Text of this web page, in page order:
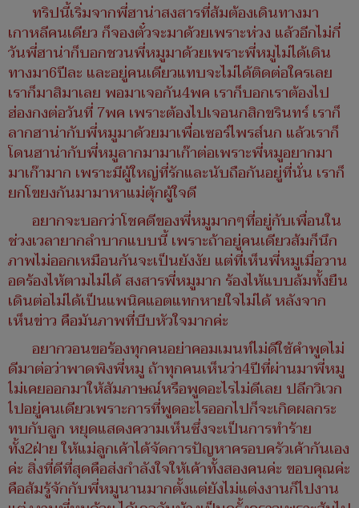
ทริปนี้เริ่มจากพี่ฮาน่าสงสารที่ส้มต้องเดินทางมา
เกาหลีคนเดียว ก็จองตั๋วจะมาด้วยเพราะห่วง แล้วอีกไม่กี่
วันพี่ฮาน่าก็บอกชวนพี่หมูมาด้วยเพราะพี่หมูไม่ได้เดิน
ทางมา6ปีละ และอยู่คนเดียวแทบจะไม่ได้ติดต่อใครเลย
เราก็มาสิมาเลย พอมาเจอกัน4พค เราก็บอกเราต้องไป
ฮ่องกงต่อวันที่ 7พค เพราะต้องไปเจอนกสิกขรินทร์ เราก็
ลากฮาน่ากับพี่หมูมาด้วยมาเพื่อเซอร์ไพรส์นก แล้วเราก็
โดนฮาน่ากับพี่หมูลากมามาเก๊าต่อเพราะพี่หมูอยากมา
มาเก๊ามาก เพราะมีผู้ใหญ่ที่รักและนับถือกันอยู่ที่นั่น เราก็
ยกโขยงกันมามาหาแม่ตุ้กผู้ใจดี
อยากจะบอกว่าโชคดีของพี่หมูมากๆที่อยู่กับเพื่อนใน
ช่วงเวลายากลำบากแบบนี้ เพราะถ้าอยู่คนเดียวส้มก็นึก
ภาพไม่ออกเหมือนกันจะเป็นยังงัย แต่ที่เห็นพี่หมูเมื่อวาน
อดร้องไห้ตามไม่ได้ สงสารพี่หมูมาก ร้องไห้แบบล้มทั้งยืน
เดินต่อไม่ได้เป็นแพนิคแอตแทกหายใจไม่ได้ หลังจาก
เห็นข่าว คือมันภาพที่บีบหัวใจมากค่ะ
อยากวอนขอร้องทุกคนอย่าคอมเมนท์ไม่ดีใช้คำพูดไม่
ดีมาต่อว่าพาดพิงพี่หมู ถ้าทุกคนเห็นว่า4ปีที่ผ่านมาพี่หมู
ไม่เคยออกมาให้สัมภาษณ์หรือพูดอะไรไม่ดีเลย ปลีกวิเวก
ไปอยู่คนเดียวเพราะการที่พูดอะไรออกไปก็จะเกิดผลกระ
ทบกับลูก หยุดแสดงความเห็นซึ่งจะเป็นการทำร้าย
ทั้ง2ฝ่าย ให้แม่ลูกเค้าได้จัดการปัญหาครอบครัวเค้ากันเอง
ค่ะ สิ่งที่ดีที่สุดคือส่งกำลังใจให้เค้าทั้งสองคนค่ะ ขอบคุณค่ะ
คือส้มรู้จักกับพี่หมูนานมากตั้งแต่ยังไม่แต่งงานก็ไปงาน